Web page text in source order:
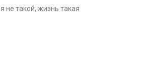
я не такой, жизнь такая